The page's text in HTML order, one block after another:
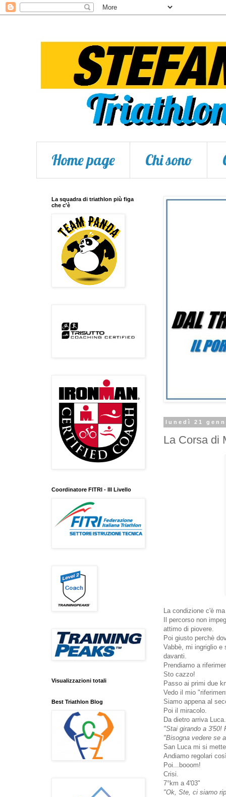
Home page Chi sono
lunedì 21
La Corsa di
La condizione c'è
Il percorso non
attimo di piovere.
Poi giusto perchè
Vabbè, mi ingriglio e
davanti.
Prendiamo a
Sto cazzo!
Passo ai primi due
Vedo il mio
Siamo appena al
Poi il miracolo.
Da dietro arriva Luca.
"Stai girando a 3'50!
"Bisogna vedere se
San Luca mi si
Andiamo regolari
Poi...booom!
Crisi.
7°km a 4'03"
"Ok, Ste, ci siamo
La squadra di triathlon più figa
che c'è
Coordinatore FITRI - III Livello
Visualizzazioni totali
Best Triathlon Blog